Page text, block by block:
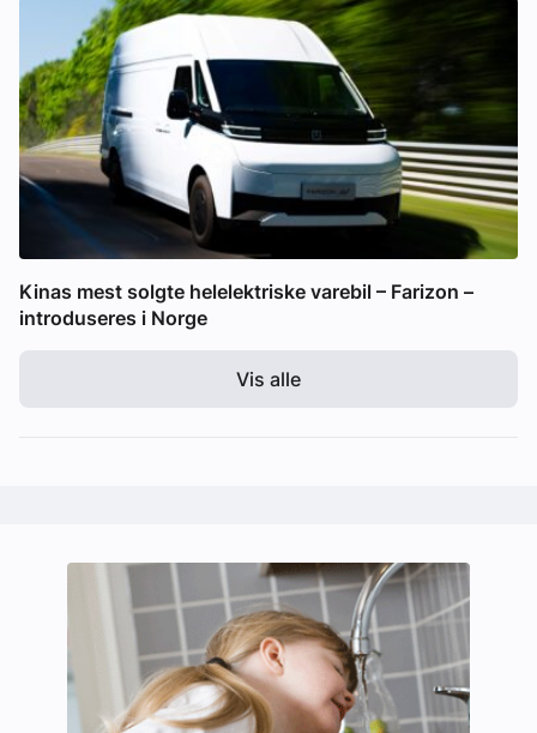
Kinas mest solgte helelektriske varebil – Farizon –
introduseres i Norge
Vis alle